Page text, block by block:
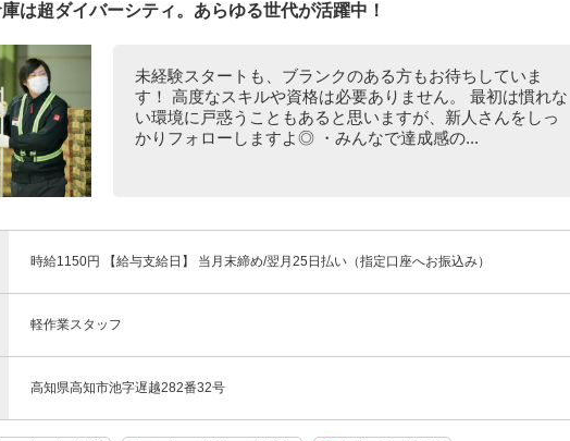
は超ダイバーシティ。あらゆる世代が活躍中！
未経験スタートも、ブランクのある方もお待ちしていま
す！ 高度なスキルや資格は必要ありません。 最初は慣れな
い環境に戸惑うこともあると思いますが、新人さんをしっ
かりフォローしますよ◎ ・みんなで達成感の...
時給1150円 【給与支給日】 当月末締め/翌月25日払い（指定口座へお振込み）
軽作業スタッフ
高知県高知市池字遅越282番32号